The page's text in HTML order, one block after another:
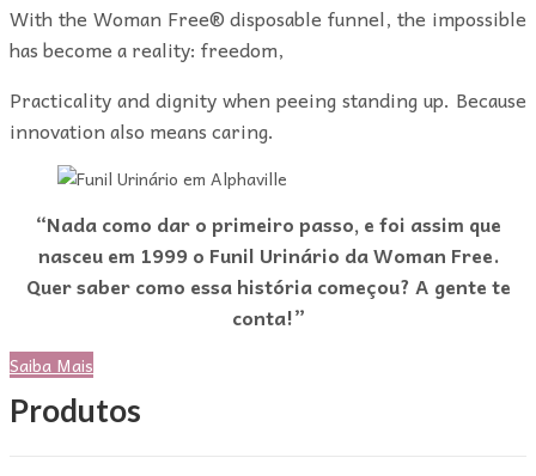
With the Woman Free® disposable funnel, the impossible
has become a reality: freedom,
Practicality and dignity when peeing standing up. Because
innovation also means caring.
“Nada como dar o primeiro passo, e foi assim que
nasceu em 1999 o Funil Urinário da Woman Free.
Quer saber como essa história começou? A gente te
conta!”
Saiba Mais
Produtos